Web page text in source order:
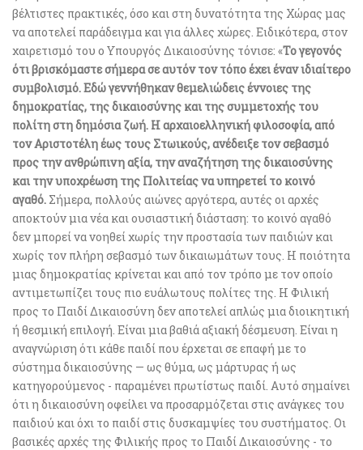
βέλτιστες πρακτικές, όσο και στη δυνατότητα της Χώρας μας
να αποτελεί παράδειγμα και για άλλες χώρες. Ειδικότερα, στον
χαιρετισμό του ο Υπουργός Δικαιοσύνης τόνισε: «Το γεγονός
ότι βρισκόμαστε σήμερα σε αυτόν τον τόπο έχει έναν ιδιαίτερο
συμβολισμό. Εδώ γεννήθηκαν θεμελιώδεις έννοιες της
δημοκρατίας, της δικαιοσύνης και της συμμετοχής του
πολίτη στη δημόσια ζωή. Η αρχαιοελληνική φιλοσοφία, από
τον Αριστοτέλη έως τους Στωικούς, ανέδειξε τον σεβασμό
προς την ανθρώπινη αξία, την αναζήτηση της δικαιοσύνης
και την υποχρέωση της Πολιτείας να υπηρετεί το κοινό
αγαθό. Σήμερα, πολλούς αιώνες αργότερα, αυτές οι αρχές
αποκτούν μια νέα και ουσιαστική διάσταση: το κοινό αγαθό
δεν μπορεί να νοηθεί χωρίς την προστασία των παιδιών και
χωρίς τον πλήρη σεβασμό των δικαιωμάτων τους. Η ποιότητα
μιας δημοκρατίας κρίνεται και από τον τρόπο με τον οποίο
αντιμετωπίζει τους πιο ευάλωτους πολίτες της. Η Φιλική
προς το Παιδί Δικαιοσύνη δεν αποτελεί απλώς μια διοικητική
ή θεσμική επιλογή. Είναι μια βαθιά αξιακή δέσμευση. Είναι η
αναγνώριση ότι κάθε παιδί που έρχεται σε επαφή με το
σύστημα δικαιοσύνης — ως θύμα, ως μάρτυρας ή ως
κατηγορούμενος - παραμένει πρωτίστως παιδί. Αυτό σημαίνει
ότι η δικαιοσύνη οφείλει να προσαρμόζεται στις ανάγκες του
παιδιού και όχι το παιδί στις δυσκαμψίες του συστήματος. Οι
βασικές αρχές της Φιλικής προς το Παιδί Δικαιοσύνης - το